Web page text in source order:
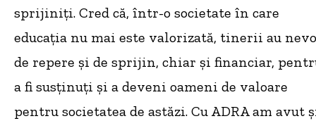
sprijiniți. Cred că, într-o societate în care
educația nu mai este valorizată, tinerii au
de repere și de sprijin, chiar și financiar,
a fi susținuți și a deveni oameni de valoare
pentru societatea de astăzi. Cu ADRA am avut